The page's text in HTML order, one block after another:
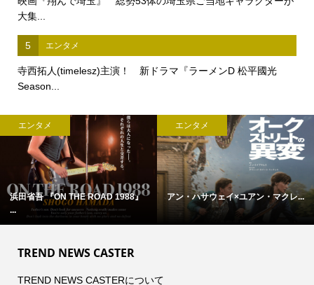
大集...
5 エンタメ
寺西拓人(timelesz)主演！ 新ドラマ『ラーメンD 松平國光
Season...
エンタメ
浜田省吾 『ON THE ROAD 1988』
...
エンタメ
アン・ハサウェイ×ユアン・マクレ...
TREND NEWS CASTER
TREND NEWS CASTERについて